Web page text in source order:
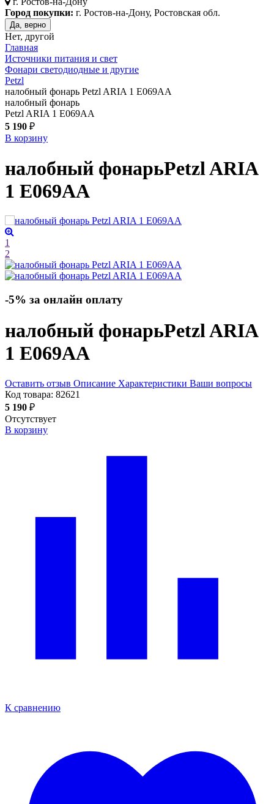
Город покупки: г. Ростов-на-Дону, Ростовская обл.
Да, верно
Нет, другой
Главная
Источники питания и свет
Фонари светодиодные и другие
Petzl
налобный фонарь Petzl ARIA 1 E069AA
налобный фонарь
Petzl ARIA 1 E069AA
5 190 ₽
В корзину
налобный фонарьPetzl ARIA
1 E069AA
1
2
-5% за онлайн оплату
налобный фонарьPetzl ARIA
1 E069AA
Оставить отзыв Описание Характеристики Ваши вопросы
Код товара: 82621
5 190 ₽
Отсутствует
В корзину
К сравнению